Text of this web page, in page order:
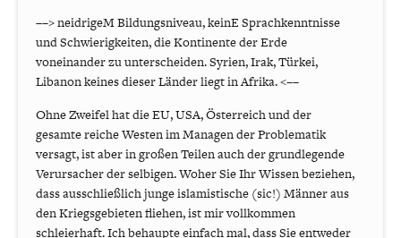
––> neidrigeM Bildungsniveau, keinE Sprachkenntnisse
und Schwierigkeiten, die Kontinente der Erde
voneinander zu unterscheiden. Syrien, Irak, Türkei,
Libanon keines dieser Länder liegt in Afrika. <––
Ohne Zweifel hat die EU, USA, Österreich und der
gesamte reiche Westen im Managen der Problematik
versagt, ist aber in großen Teilen auch der grundlegende
Verursacher der selbigen. Woher Sie Ihr Wissen beziehen,
dass ausschließlich junge islamistische (sic!) Männer aus
den Kriegsgebieten fliehen, ist mir vollkommen
schleierhaft. Ich behaupte einfach mal, dass Sie entweder